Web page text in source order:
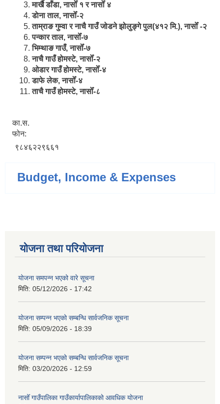
मार्खै डाँडा, नासोँ १ र नासोँ ४
डाेना ताल, नासोँ-२
ताम्राङ गुम्वा र नाचै गाउँ जोडने झोलुङ्गे पुल(४१२ मि.), नासोँ -२
पन्कार ताल, नासोँ-७
भिम्थाङ गाउँ, नासोँ-७
नाचै गाउँ होमस्टे, नासोँ-२
ओ‍‍‌डार गाउँ होमस्टे, नासोँ-४
डाफे लेक, नासोँ-४
ताचै गाउँ होमस्टे, नासोँ-८
का.स.
फोन:
९८४६२२९६६१
Budget, Income & Expenses
योजना तथा परियोजना
योजना समपन्न भएको वारे सूचना
मिति: 05/12/2026 - 17:42
योजना सम्पन्न भएको सम्बन्धि सार्वजनिक सूचना
मिति: 05/09/2026 - 18:39
योजना सम्पन्न भएको सम्बन्धि सार्वजनिक सूचना
मिति: 03/20/2026 - 12:59
नासोँ गाउँपालिका गाउँकार्यापालिकाको आवधिक योजना